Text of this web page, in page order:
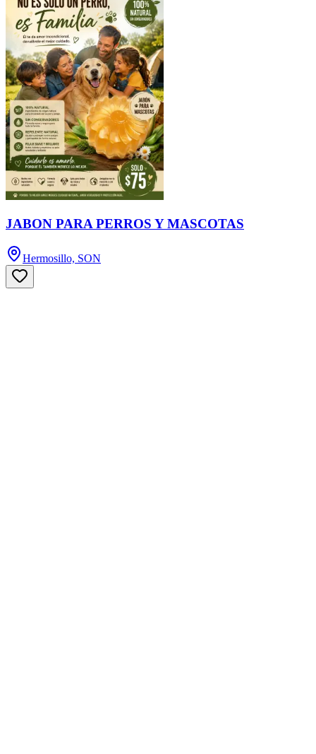
JABON PARA PERROS Y MASCOTAS
Hermosillo, SON